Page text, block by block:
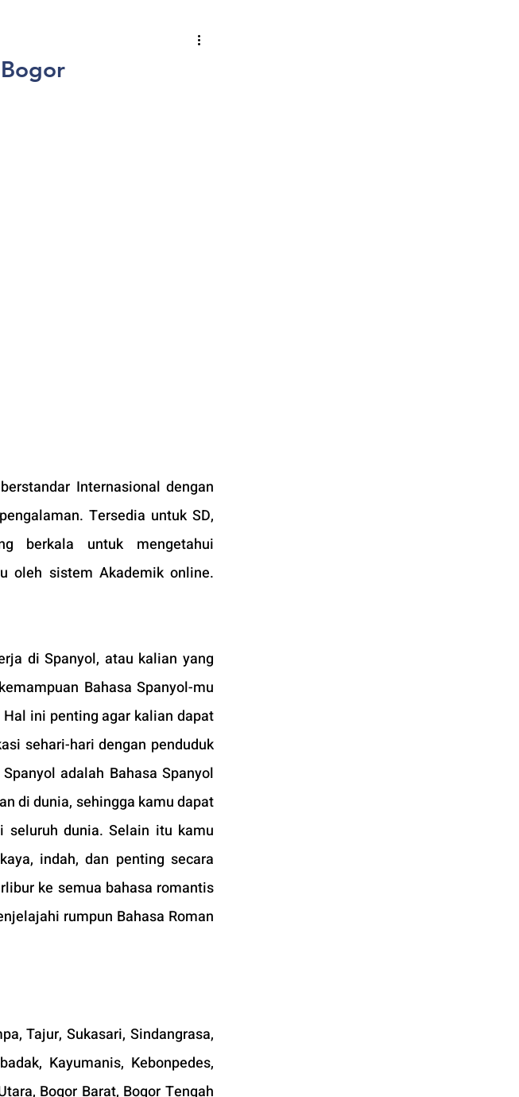
Internasional dengan
Tersedia untuk SD,
berkala untuk mengetahui
oleh sistem Akademik online.
di Spanyol, atau kalian yang
Bahasa Spanyol-mu
ini penting agar kalian dapat
sehari-hari dengan penduduk
adalah Bahasa Spanyol
di dunia, sehingga kamu dapat
seluruh dunia. Selain itu kamu
indah, dan penting secara
ke semua bahasa romantis
rumpun Bahasa Roman
Tajur, Sukasari, Sindangrasa,
Kayumanis, Kebonpedes,
Bogor Barat, Bogor Tengah